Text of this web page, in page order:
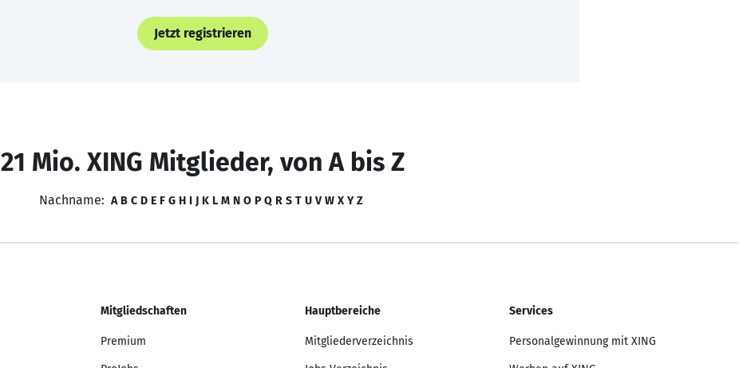
Jetzt registrieren
21 Mio. XING Mitglieder, von A bis Z
Nachname: A B C D E F G H I J K L M N O P Q R S T U V W X Y Z
Mitgliedschaften
Premium
Hauptbereiche
Mitgliederverzeichnis
Services
Personalgewinnung mit XING